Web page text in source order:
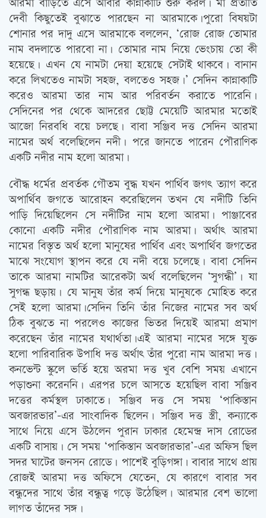
আরমা বাড়িতে এসে আবার কান্নাকাটি শুরু করল। মা প্রতীতি
দেবী কিছুতেই বুঝাতে পারছেন না আরমাকে।পুরো বিষয়টা
শোনার পর দাদু এসে আরমাকে বললেন, ‘রোজ রোজ তোমার
নাম বদলাতে পারবো না। তোমার নাম নিয়ে ভেংচায় তো কী
হয়েছে। এখন যে নামটা দেয়া হয়েছে সেটাই থাকবে। বানান
করে লিখতেও নামটা সহজ, বলতেও সহজ।’ সেদিন কান্নাকাটি
করেও আরমা তার নাম আর পরিবর্তন করাতে পারেনি।
সেদিনের পর থেকে আদরের ছোট্ট মেয়েটি আরমার মতোই
আজো নিরবধি বয়ে চলছে। বাবা সঞ্জিব দত্ত সেদিন আরমা
নামের অর্থ বলেছিলেন নদী। পরে জানতে পারেন পৌরাণিক
একটি নদীর নাম হলো আরমা।
বৌদ্ধ ধর্মের প্রবর্তক গৌতম বুদ্ধ যখন পার্থিব জগত্‍ ত্যাগ করে
অপার্থিব জগতে আরোহন করেছিলেন তখন যে নদীটি তিনি
পাড়ি দিয়েছিলেন সে নদীটির নাম হলো আরমা। পাঞ্জাবের
কোনো একটি নদীর পৌরাণিক নাম আরমা। অর্থাত্‍ আরমা
নামের বিস্তৃত অর্থ হলো মানুষের পার্থিব এবং অপার্থিব জগতের
মাঝে সংযোগ স্থাপন করে যে নদী বয়ে চলেছে। বাবা সেদিন
তাকে আরমা নামটির আরেকটা অর্থ বলেছিলেন ‘সুগন্ধী’। যা
সুগন্ধ ছড়ায়। যে মানুষ তাঁর কর্ম দিয়ে মানুষকে মোহিত করে
সেই হলো আরমা।সেদিন তিনি তাঁর নিজের নামের সব অর্থ
ঠিক বুঝতে না পরলেও কাজের ভিতর দিয়েই আরমা প্রমাণ
করেছেন তাঁর নামের যথার্থতা।এই আরমা নামের সঙ্গে যুক্ত
হলো পারিবারিক উপাধি দত্ত অর্থাত্‍ তাঁর পুরো নাম আরমা দত্ত।
কনভেন্ট স্কুলে ভর্তি হয়ে অরমা দত্ত খুব বেশি সময় এখানে
পড়াশুনা করেননি। এরপর চলে আসতে হয়েছিল বাবা সঞ্জিব
দত্তের কর্মস্থল ঢাকাতে। সঞ্জিব দত্ত সে সময় ‘পাকিস্তান
অবজারভার’-এর সাংবাদিক ছিলেন। সঞ্জিব দত্ত স্ত্রী, কন্যাকে
সাথে নিয়ে এসে উঠলেন পুরান ঢাকার হেমেন্দ্র দাস রোডের
একটি বাসায়। সে সময় ‘পাকিস্তান অবজারভার’-এর অফিস ছিল
সদর ঘাটের জনসন রোডে। পাশেই বুড়িগঙ্গা। বাবার সাথে প্রায়
রোজই আরমা দত্ত অফিসে যেতেন, যে কারণে বাবার সব
বন্ধুদের সাথে তাঁর বন্ধুত্ব গড়ে উঠেছিল। আরমার বেশ ভালো
লাগত তাঁদের সঙ্গ।